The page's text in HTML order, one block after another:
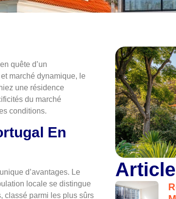
quête d’un
marché dynamique, le
une résidence
du marché
conditions.
En
d’avantages. Le
locale se distingue
classé parmi les plus sûrs